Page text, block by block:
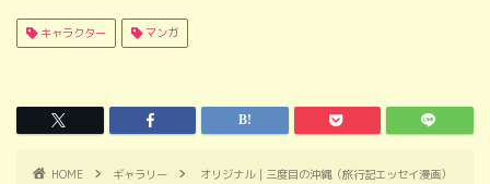
キャラクター マンガ
HOME ギャラリー オリジナル｜三度目の沖縄（旅行記エッセイ漫画）